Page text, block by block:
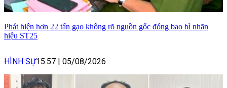
Phát hiện hơn 22 tấn gạo không rõ nguồn gốc đóng bao bì nhãn
hiệu ST25
HÌNH SỰ15:57 05/08/2026